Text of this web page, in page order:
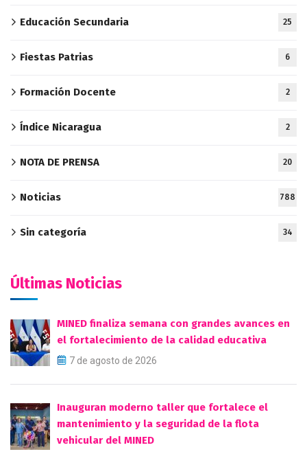
Educación Secundaria 25
Fiestas Patrias 6
Formación Docente 2
Índice Nicaragua 2
NOTA DE PRENSA 20
Noticias 788
Sin categoría 34
Últimas Noticias
MINED finaliza semana con grandes avances en
el fortalecimiento de la calidad educativa
7 de agosto de 2026
Inauguran moderno taller que fortalece el
mantenimiento y la seguridad de la flota
vehicular del MINED